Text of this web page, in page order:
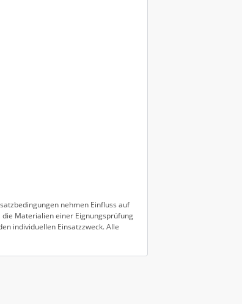
nehmen Einfluss auf
Materialien einer Eignungsprüfung
individuellen Einsatzzweck. Alle